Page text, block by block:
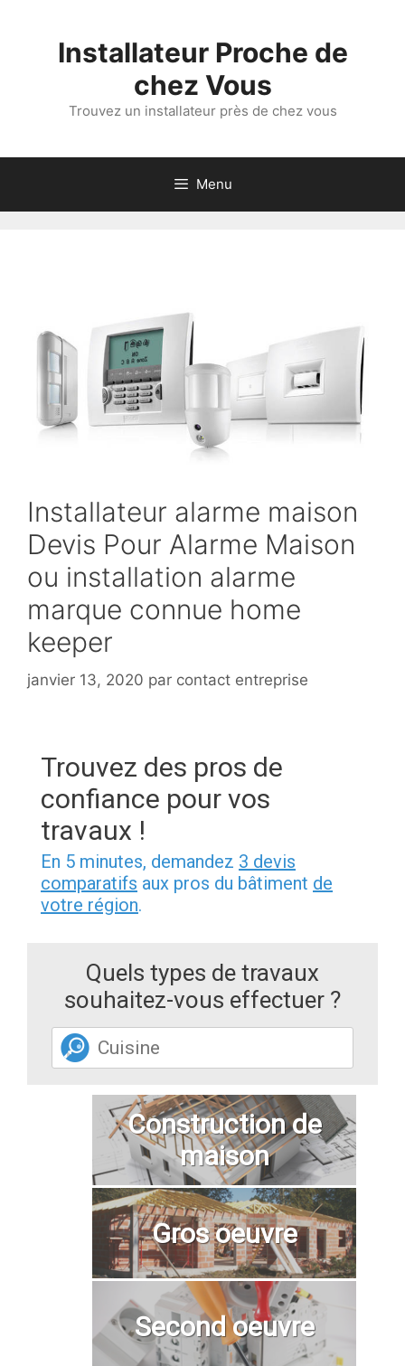
Installateur Proche de
chez Vous
Trouvez un installateur près de chez vous
Menu
Installateur alarme maison
Devis Pour Alarme Maison
ou installation alarme
marque connue home
keeper
janvier 13, 2020 par contact entreprise
Trouvez des pros de
confiance pour vos
travaux !
En 5 minutes, demandez 3 devis
comparatifs aux pros du bâtiment de
votre région.
Quels types de travaux
souhaitez-vous effectuer ?
Construction de
maison
Gros oeuvre
Second oeuvre